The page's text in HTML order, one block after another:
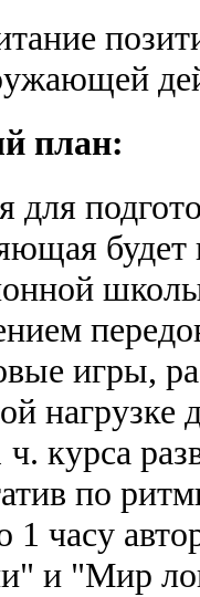
план:
для
будет
игры,
нагрузке
ч. курса
по
1 часу
и "Мир